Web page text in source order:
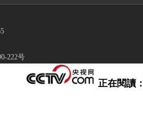
222号
正在閱讀：